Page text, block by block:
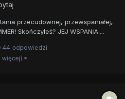
przecudownej, przewspaniałej,
Skończyłeś? JEJ WSPANIA....
44 odpowiedzi
więcej)